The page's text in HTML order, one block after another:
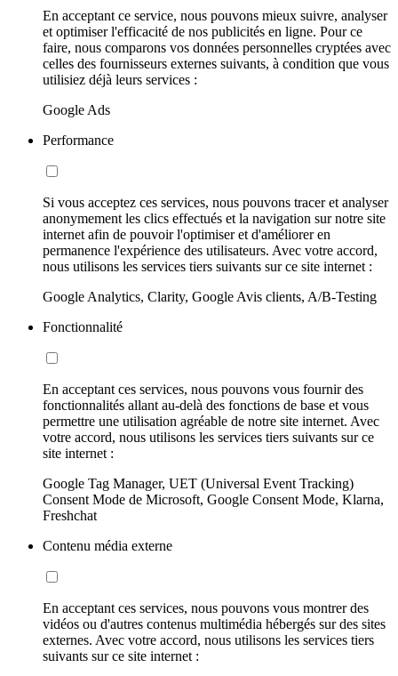
En acceptant ce service, nous pouvons mieux suivre, analyser
et optimiser l'efficacité de nos publicités en ligne. Pour ce
faire, nous comparons vos données personnelles cryptées avec
celles des fournisseurs externes suivants, à condition que vous
utilisiez déjà leurs services :
Google Ads
Performance
Si vous acceptez ces services, nous pouvons tracer et analyser
anonymement les clics effectués et la navigation sur notre site
internet afin de pouvoir l'optimiser et d'améliorer en
permanence l'expérience des utilisateurs. Avec votre accord,
nous utilisons les services tiers suivants sur ce site internet :
Google Analytics, Clarity, Google Avis clients, A/B-Testing
Fonctionnalité
En acceptant ces services, nous pouvons vous fournir des
fonctionnalités allant au-delà des fonctions de base et vous
permettre une utilisation agréable de notre site internet. Avec
votre accord, nous utilisons les services tiers suivants sur ce
site internet :
Google Tag Manager, UET (Universal Event Tracking)
Consent Mode de Microsoft, Google Consent Mode, Klarna,
Freshchat
Contenu média externe
En acceptant ces services, nous pouvons vous montrer des
vidéos ou d'autres contenus multimédia hébergés sur des sites
externes. Avec votre accord, nous utilisons les services tiers
suivants sur ce site internet :